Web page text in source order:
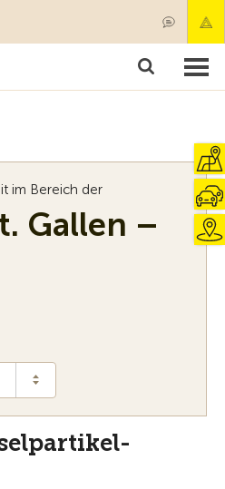
im Bereich der
Gallen –